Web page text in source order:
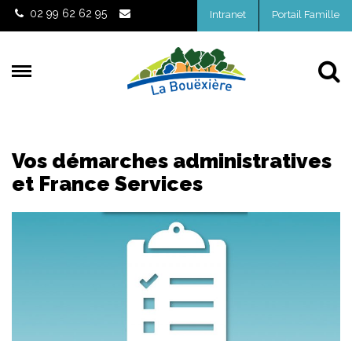
Gestion des traceurs
02 99 62 62 95 Intranet Portail Famille
Vos démarches administratives
et France Services